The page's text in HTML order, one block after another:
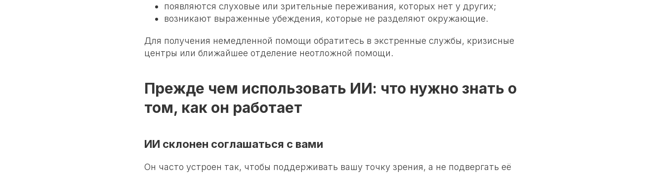
появляются слуховые или зрительные переживания, которых нет у других;
возникают выраженные убеждения, которые не разделяют окружающие.
Для получения немедленной помощи обратитесь в экстренные службы, кризисные
центры или ближайшее отделение неотложной помощи.
Прежде чем использовать ИИ: что нужно знать о
том, как он работает
ИИ склонен соглашаться с вами
Он часто устроен так, чтобы поддерживать вашу точку зрения, а не подвергать её